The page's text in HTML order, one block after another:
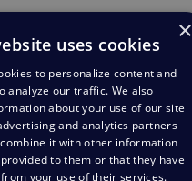
×
uses cookies
to personalize content and
analyze our traffic. We also
about your use of our site
and analytics partners
it with other information
to them or that they have
your use of their services.